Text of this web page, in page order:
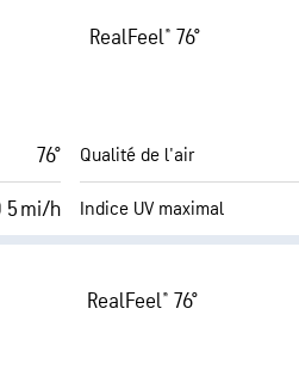
Visibilité
RealFeel® 76°
76°
5 mi/h
Qualité de l'air
Indice UV maximal
AccuLumen Brightness
Couverture nuageuse
RealFeel® 76°